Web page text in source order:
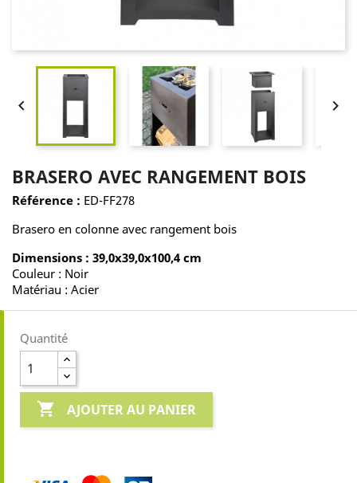
 
BRASERO AVEC RANGEMENT BOIS
Référence : ED-FF278
Brasero en colonne avec rangement bois
Dimensions : 39,0x39,0x100,4 cm
Couleur : Noir
Matériau : Acier
Quantité
 AJOUTER AU PANIER